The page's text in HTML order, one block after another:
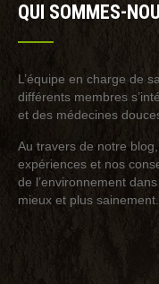
QUI SOMMES-
L’équipe en charge de
différents membres
et des médecines
Au travers de notre
expériences et nos
de l’environnement
mieux et plus sainement.